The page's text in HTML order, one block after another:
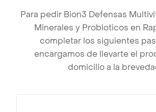
Para pedir Bion3 Defensas
Minerales y Probioticos en
completar los siguientes
encargamos de llevarte el
domicilio a la